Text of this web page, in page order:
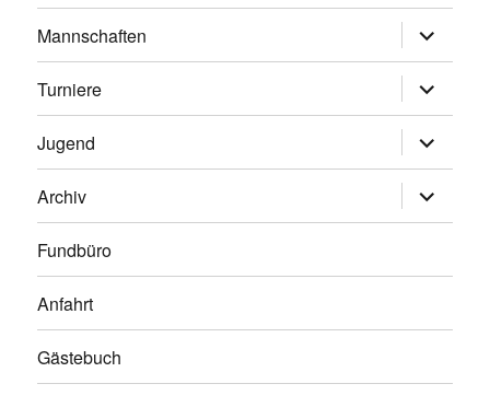
Mannschaften
anzeigen
Turniere
anzeigen
Jugend
anzeigen
Archiv
anzeigen
Fundbüro
Anfahrt
Gästebuch